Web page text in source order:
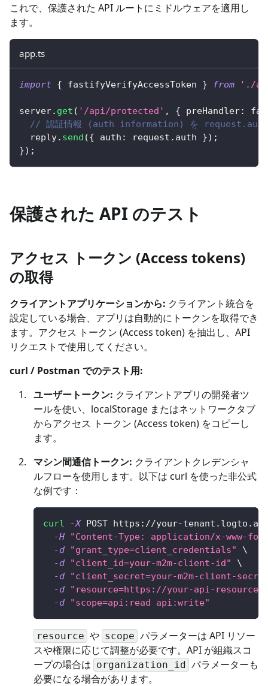
これで、保護された API ルートにミドルウェアを適用し
ます。
app.ts
import { fastifyVerifyAccessToken } from './
server. get ( '/api/protected' , { preHandler:
// 認証情報 (auth information) を request.auth
  reply
. send ({ auth : request . auth }) ;
}) ;
保護された API のテスト
アクセス トークン (Access tokens)
の取得
クライアントアプリケーションから: クライアント統合を
設定している場合、アプリは自動的にトークンを取得でき
ます。アクセス トークン (Access token) を抽出し、API
リクエストで使用してください。
curl / Postman でのテスト用:
ユーザートークン: クライアントアプリの開発者ツ
ールを使い、localStorage またはネットワークタブ
からアクセス トークン (Access token) をコピーし
ます。
マシン間通信トークン: クライアントクレデンシャ
ルフローを使用します。以下は curl を使った非公式
な例です：
curl -X POST https://your-
-H
"Content-Type: application/x-www-
-d
"grant_type=client_credentials"
\
-d
"client_id=your-m2m-client-id"
\
-d
"client_secret=your-m2m-client-
-d
"resource=https://your-api-
-d
"scope=api:read api:write"
resource や scope パラメーターは API リソー
スや権限に応じて調整が必要です。API が組織スコ
ープの場合は organization_id
パラメーターも
必要になる場合があります。